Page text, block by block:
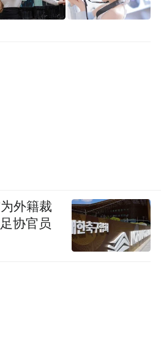
外籍裁
协官员